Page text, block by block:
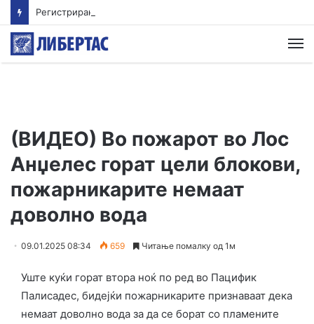
(ВИДЕО) Во пожарот во Лос
Анџелес горат цели блокови,
пожарникарите немаат
доволно вода
09.01.2025 08:34 659 Читање помалку од 1м
Уште куќи горат втора ноќ по ред во Пацифик
Палисадес, бидејќи пожарникарите признаваат дека
немаат доволно вода за да се борат со пламените